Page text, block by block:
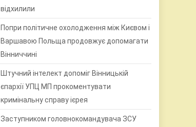
відхилили
Попри політичне охолодження між Києвом і
Варшавою Польща продовжує допомагати
Вінниччині
Штучний інтелект допоміг Вінницькій
єпархії УПЦ МП прокоментувати
кримінальну справу ієрея
Заступником головнокомандувача ЗСУ